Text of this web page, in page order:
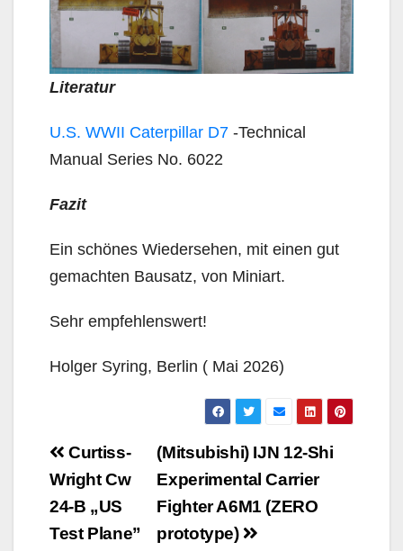
Literatur
U.S. WWII Caterpillar D7 -Technical
Manual Series No. 6022
Fazit
Ein schönes Wiedersehen, mit einen gut
gemachten Bausatz, von Miniart.
Sehr empfehlenswert!
Holger Syring, Berlin ( Mai 2026)
Beitragsnavigation
(Mitsubishi) IJN 12-Shi
Experimental Carrier
Fighter A6M1 (ZERO
prototype)
Curtiss-
Wright Cw
24-B „US
Test Plane”